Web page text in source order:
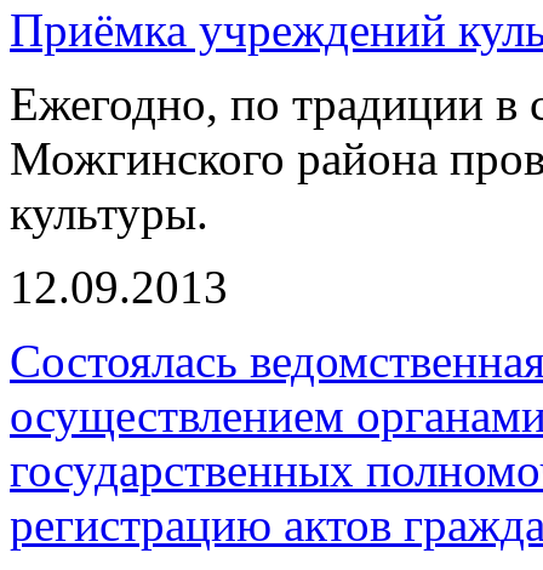
Приёмка учреждений
Ежегодно, по традиции в
Можгинского района
культуры.
12.09.2013
Состоялась
осуществлением
государственных
регистрацию актов